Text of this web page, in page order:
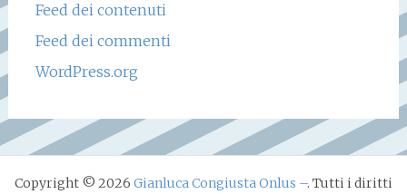
Feed dei contenuti
Feed dei commenti
WordPress.org
Copyright © 2026 Gianluca Congiusta Onlus –. Tutti i diritti